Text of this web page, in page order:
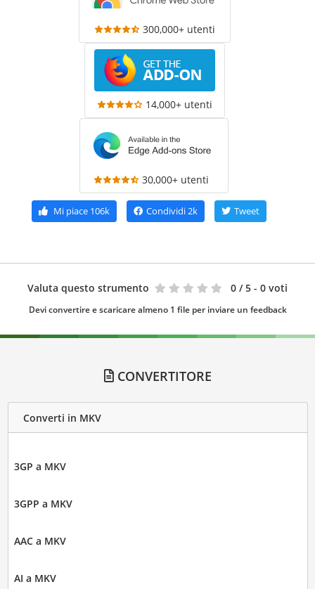
300,000+ utenti
14,000+ utenti
30,000+ utenti
Mi piace 106k Condividi2k Tweet
Valuta questo strumento 0 / 5 - 0 voti
Devi convertire e scaricare almeno 1 file per inviare un feedback
CONVERTITORE
Converti in MKV
3GP a MKV
3GPP a MKV
AAC a MKV
AI a MKV